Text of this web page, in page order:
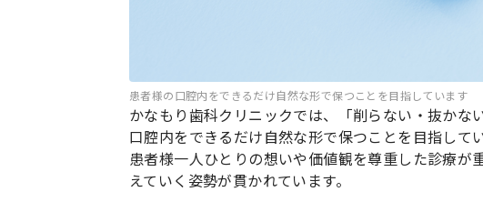
患者様の口腔内をできるだけ自然な形で保つことを目指しています
かなもり歯科クリニックでは、「削らない・抜か
口腔内をできるだけ自然な形で保つことを目指して
患者様一人ひとりの想いや価値観を尊重した診療
えていく姿勢が貫かれています。